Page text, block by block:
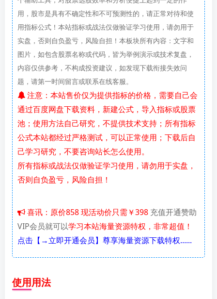
用，股市是具有不确定性和不可预测性的，请正常对待和使
用指标公式！本站指标或战法仅做验证学习使用，请勿用于
实盘，否则自负盈亏，风险自担！本板块所有内容：文字和
图片，如包含股票名称或代码，皆为举例演示或技术复盘，
内容仅供参考，不构成投资建议，如发现下载衔接失效问
题，请第一时间留言或联系在线客服。
通过百度网盘下载资料，新建公式，导入指标或股票
池；使用方法自己研究，不提供技术支持；所有指标
公式本站都经过严格测试，可以正常使用；下载后自
己学习研究，不要咨询站长怎么使用。
所有指标或战法仅做验证学习使用，请勿用于实盘，
否则自负盈亏，风险自担！
喜讯：原价858 现活动价只需￥398 充值开通赞助
VIP会员就可以学习本站海量资源特权，非常超值！
点击【→立即开通会员】尊享海量资源下载特权......
使用用法